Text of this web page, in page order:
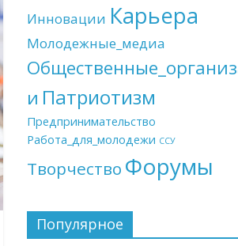
Инновации Карьера
Молодежные_медиа
и Патриотизм
Предпринимательство
Работа_для_молодежи ССУ
Творчество Форумы
Популярное